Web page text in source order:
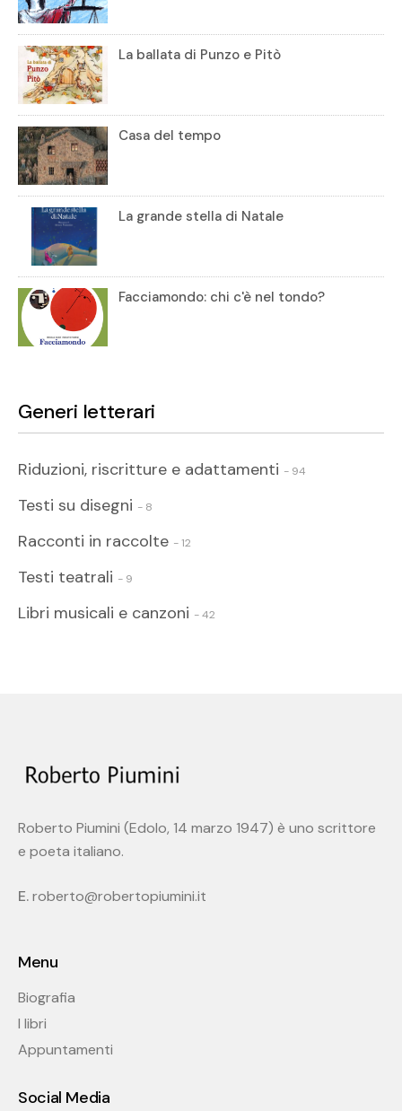
La ballata di Punzo e Pitò
Casa del tempo
La grande stella di Natale
Facciamondo: chi c'è nel tondo?
Generi letterari
Riduzioni, riscritture e adattamenti - 94
Testi su disegni - 8
Racconti in raccolte - 12
Testi teatrali - 9
Libri musicali e canzoni - 42
Roberto Piumini (Edolo, 14 marzo 1947) è uno scrittore
e poeta italiano.
E.roberto@robertopiumini.it
Menu
Biografia
I libri
Appuntamenti
Social Media